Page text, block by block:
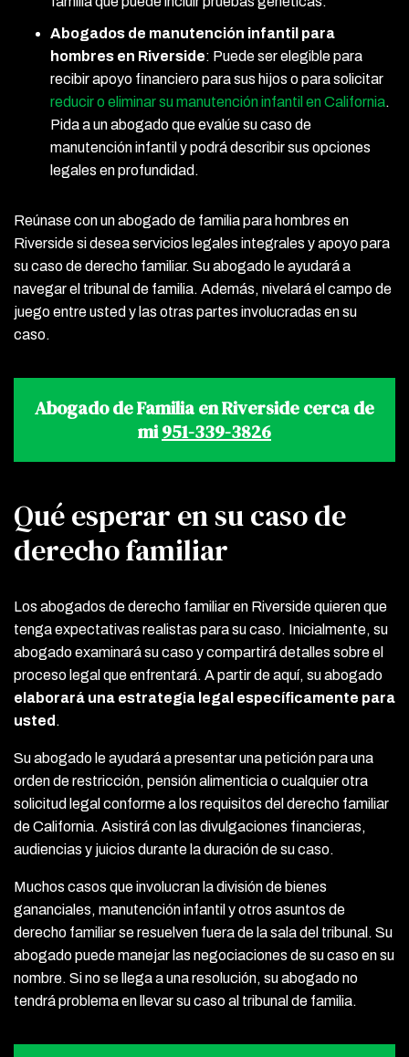
Abogados de manutención infantil para
hombres en Riverside: Puede ser elegible para
recibir apoyo financiero para sus hijos o para solicitar
reducir o eliminar su manutención infantil en California.
Pida a un abogado que evalúe su caso de
manutención infantil y podrá describir sus opciones
legales en profundidad.
Reúnase con un abogado de familia para hombres en
Riverside si desea servicios legales integrales y apoyo para
su caso de derecho familiar. Su abogado le ayudará a
navegar el tribunal de familia. Además, nivelará el campo de
juego entre usted y las otras partes involucradas en su
caso.
Abogado de Familia en Riverside cerca de
mi951-339-3826
Qué esperar en su caso de
derecho familiar
Los abogados de derecho familiar en Riverside quieren que
tenga expectativas realistas para su caso. Inicialmente, su
abogado examinará su caso y compartirá detalles sobre el
proceso legal que enfrentará. A partir de aquí, su abogado
elaborará una estrategia legal específicamente para
usted .
Su abogado le ayudará a presentar una petición para una
orden de restricción, pensión alimenticia o cualquier otra
solicitud legal conforme a los requisitos del derecho familiar
de California. Asistirá con las divulgaciones financieras,
audiencias y juicios durante la duración de su caso.
Muchos casos que involucran la división de bienes
gananciales, manutención infantil y otros asuntos de
derecho familiar se resuelven fuera de la sala del tribunal. Su
abogado puede manejar las negociaciones de su caso en su
nombre. Si no se llega a una resolución, su abogado no
tendrá problema en llevar su caso al tribunal de familia.